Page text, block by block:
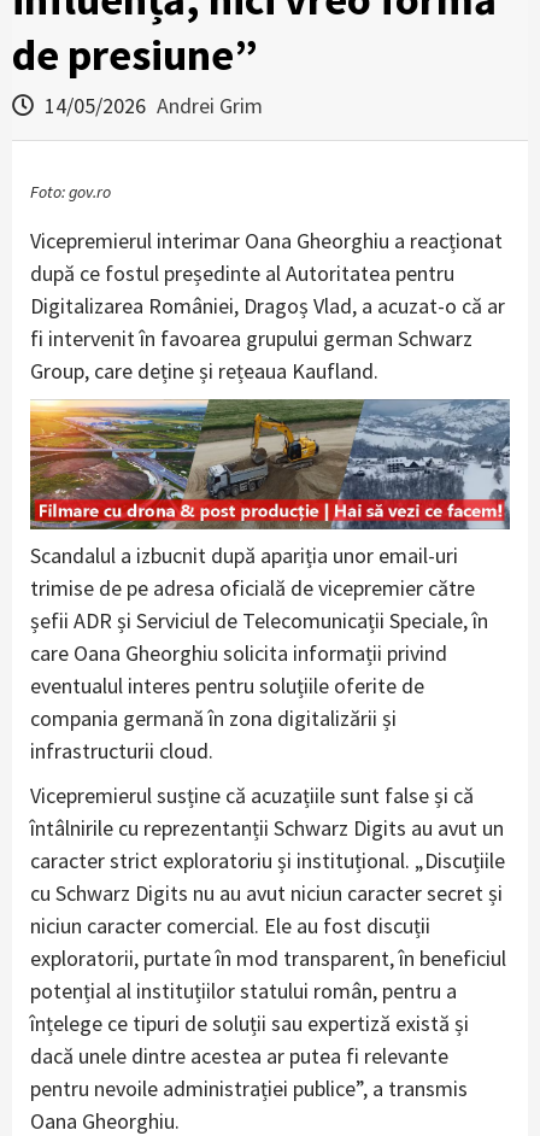
de presiune”
14/05/2026 Andrei Grim
Foto: gov.ro
Vicepremierul interimar Oana Gheorghiu a reacționat
după ce fostul președinte al Autoritatea pentru
Digitalizarea României, Dragoș Vlad, a acuzat-o că ar
fi intervenit în favoarea grupului german Schwarz
Group, care deține și rețeaua Kaufland.
Scandalul a izbucnit după apariția unor email-uri
trimise de pe adresa oficială de vicepremier către
șefii ADR și Serviciul de Telecomunicații Speciale, în
care Oana Gheorghiu solicita informații privind
eventualul interes pentru soluțiile oferite de
compania germană în zona digitalizării și
infrastructurii cloud.
Vicepremierul susține că acuzațiile sunt false și că
întâlnirile cu reprezentanții Schwarz Digits au avut un
caracter strict exploratoriu și instituțional. „Discuțiile
cu Schwarz Digits nu au avut niciun caracter secret și
niciun caracter comercial. Ele au fost discuții
exploratorii, purtate în mod transparent, în beneficiul
potențial al instituțiilor statului român, pentru a
înțelege ce tipuri de soluții sau expertiză există și
dacă unele dintre acestea ar putea fi relevante
pentru nevoile administrației publice”, a transmis
Oana Gheorghiu.